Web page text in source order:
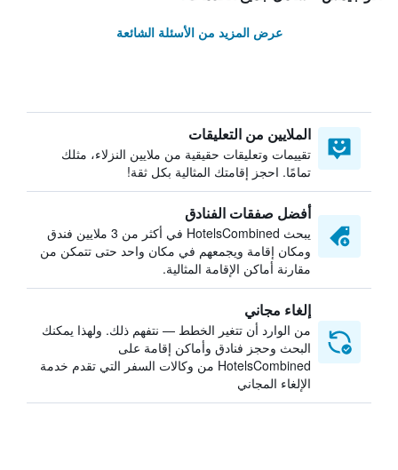
عرض المزيد من الأسئلة الشائعة
الملايين من التعليقات
تقييمات وتعليقات حقيقية من ملايين النزلاء، مثلك
تمامًا. احجز إقامتك المثالية بكل ثقة!
أفضل صفقات الفنادق
يبحث HotelsCombined في أكثر من 3 ملايين فندق
ومكان إقامة ويجمعهم في مكان واحد حتى تتمكن من
مقارنة أماكن الإقامة المثالية.
إلغاء مجاني
من الوارد أن تتغير الخطط — نتفهم ذلك. ولهذا يمكنك
البحث وحجز فنادق وأماكن إقامة على
HotelsCombined من وكالات السفر التي تقدم خدمة
الإلغاء المجاني